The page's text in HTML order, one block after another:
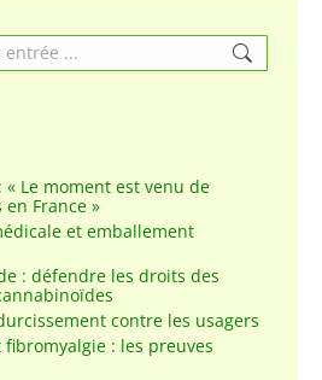
« Le moment est venu de
France »
et emballement
: défendre les droits des
contre les usagers
: les preuves